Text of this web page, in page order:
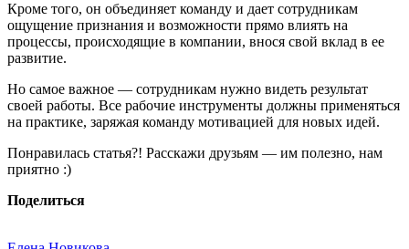
Кроме того, он объединяет команду и дает сотрудникам
ощущение признания и возможности прямо влиять на
процессы, происходящие в компании, внося свой вклад в ее
развитие.
Но самое важное — сотрудникам нужно видеть результат
своей работы. Все рабочие инструменты должны применяться
на практике, заряжая команду мотивацией для новых идей.
Понравилась статья?! Расскажи друзьям — им полезно, нам
приятно :)
Поделиться